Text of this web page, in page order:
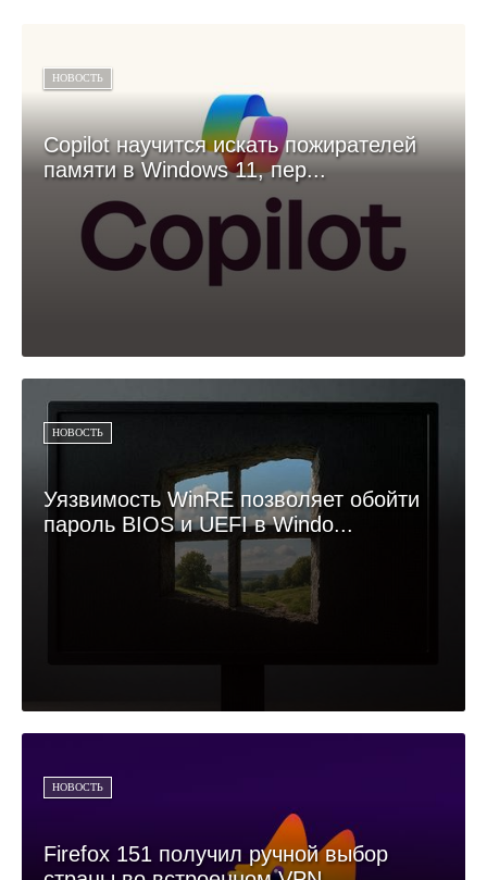
НОВОСТЬ
Copilot научится искать пожирателей
памяти в Windows 11, пер...
НОВОСТЬ
Уязвимость WinRE позволяет обойти
пароль BIOS и UEFI в Windo...
НОВОСТЬ
Firefox 151 получил ручной выбор